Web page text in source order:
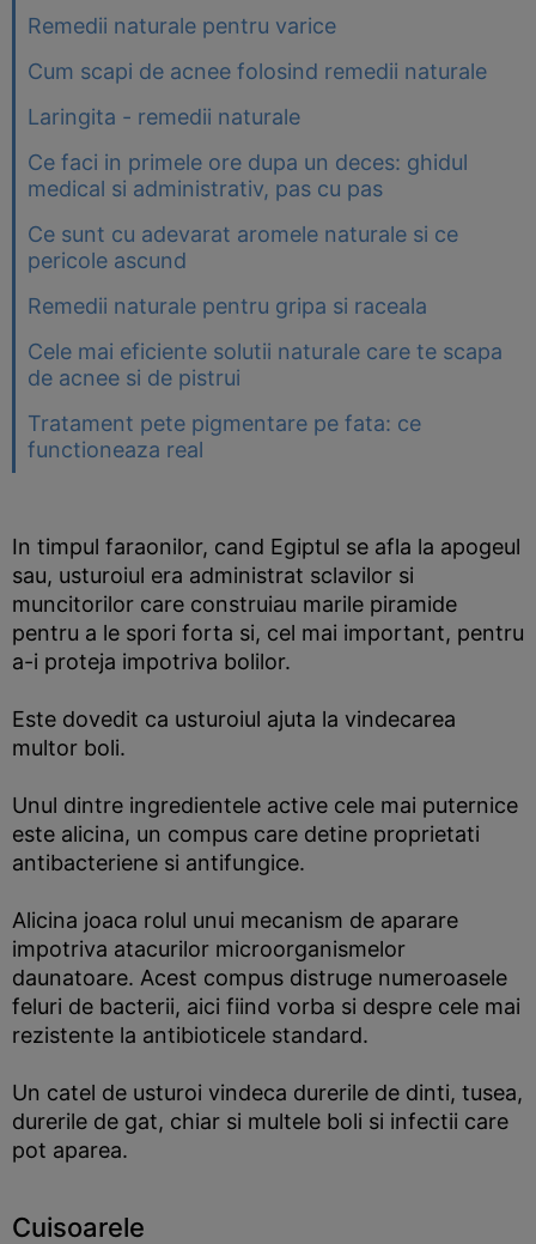
Remedii naturale pentru varice
Cum scapi de acnee folosind remedii naturale
Laringita - remedii naturale
Ce faci in primele ore dupa un deces: ghidul
medical si administrativ, pas cu pas
Ce sunt cu adevarat aromele naturale si ce
pericole ascund
Remedii naturale pentru gripa si raceala
Cele mai eficiente solutii naturale care te scapa
de acnee si de pistrui
Tratament pete pigmentare pe fata: ce
functioneaza real
In timpul faraonilor, cand Egiptul se afla la apogeul
sau, usturoiul era administrat sclavilor si
muncitorilor care construiau marile piramide
pentru a le spori forta si, cel mai important, pentru
a-i proteja impotriva bolilor.
Este dovedit ca usturoiul ajuta la vindecarea
multor boli.
Unul dintre ingredientele active cele mai puternice
este alicina, un compus care detine proprietati
antibacteriene si antifungice.
Alicina joaca rolul unui mecanism de aparare
impotriva atacurilor microorganismelor
daunatoare. Acest compus distruge numeroasele
feluri de bacterii, aici fiind vorba si despre cele mai
rezistente la antibioticele standard.
Un catel de usturoi vindeca durerile de dinti, tusea,
durerile de gat, chiar si multele boli si infectii care
pot aparea.
Cuisoarele